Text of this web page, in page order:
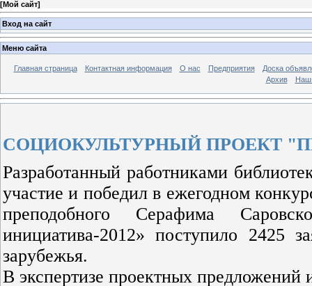
[Мой сайт]
Вход на сайт
Меню сайта
Главная страница Контактная информация О нас Предприятия
Доска
Архив
СОЦИОКУЛЬТУРНЫЙ ПРОЕКТ
Разработанный работниками
участие и победил в ежегодном
преподобного Серафима
инициатива-2012» поступило 2425
зарубежья.
В экспертизе проектных предложений